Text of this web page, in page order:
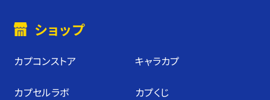
ショップ
カプコンストア キャラカプ
カプセルラボ カプくじ